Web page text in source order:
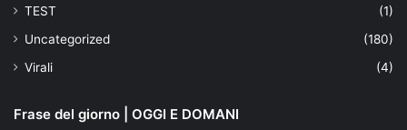
TEST
(1)
Uncategorized
(180)
Virali
(4)
Frase del giorno | OGGI E DOMANI